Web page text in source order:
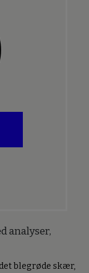
analyser,
blegrøde skær,